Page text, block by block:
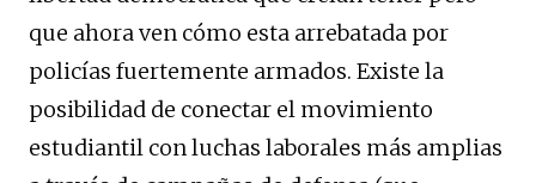
que ahora ven cómo esta arrebatada por
policías fuertemente armados. Existe la
posibilidad de conectar el movimiento
estudiantil con luchas laborales más amplias